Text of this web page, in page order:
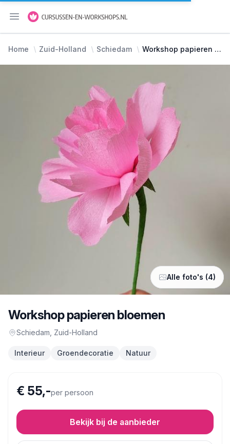
Menu openen
Home Zuid-Holland Schiedam Workshop papieren bloemen
Alle foto's (4)
Workshop papieren bloemen
Schiedam , Zuid-Holland
Interieur Groendecoratie Natuur
€ 55,-per persoon
Bekijk bij de aanbieder